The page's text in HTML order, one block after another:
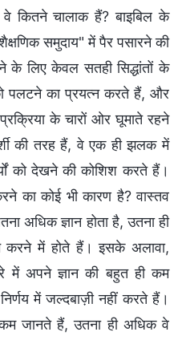
कितने चालाक हैं? बाइबिल के
समुदाय" में पैर पसारने की
के लिए केवल सतही सिद्धांतों के
पलटने का प्रयत्न करते हैं, और
के चारों ओर घूमाते रहने
की तरह हैं, वे एक ही झलक में
को देखने की कोशिश करते हैं।
का कोई भी कारण है? वास्तव
अधिक ज्ञान होता है, उतना ही
में होते हैं। इसके अलावा,
में अपने ज्ञान की बहुत ही कम
में जल्दबाज़ी नहीं करते हैं।
जानते हैं, उतना ही अधिक वे